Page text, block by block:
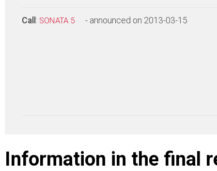
Call : SONATA 5 - announced on 2013-03-15
Information in the final